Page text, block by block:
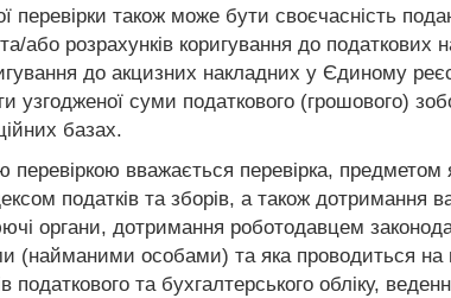
також може бути своєчасність
або розрахунків коригування до
до акцизних накладних у Єдиному
узгодженої суми податкового (грошового)
базах.
вважається перевірка, предметом
податків та зборів, а також дотримання
органи, дотримання роботодавцем
(найманими особами) та яка проводиться на
податкового та бухгалтерського обліку,